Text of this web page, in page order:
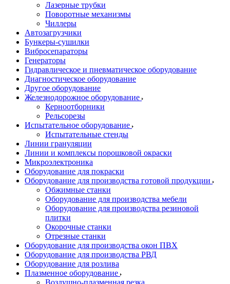
Лазерные трубки
Поворотные механизмы
Чиллеры
Автозагрузчики
Бункеры-сушилки
Вибросепараторы
Генераторы
Гидравлическое и пневматическое оборудование
Диагностическое оборудование
Другое оборудование
Железнодорожное оборудование
Керноотборники
Рельсорезы
Испытательное оборудование
Испытательные стенды
Линии грануляции
Линии и комплексы порошковой окраски
Микроэлектроника
Оборудование для покраски
Оборудование для производства готовой продукции
Обжимные станки
Оборудование для производства мебели
Оборудование для производства резиновой
плитки
Окорочные станки
Отрезные станки
Оборудование для производства окон ПВХ
Оборудование для производства РВД
Оборудование для розлива
Плазменное оборудование
Воздушно-плазменная резка